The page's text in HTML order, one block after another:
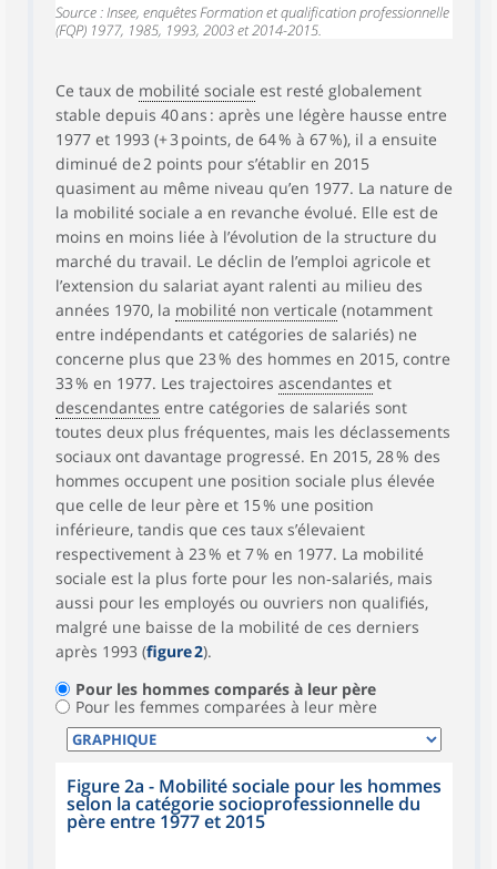
Source : Insee, enquêtes Formation et qualification professionnelle
(FQP) 1977, 1985, 1993, 2003 et 2014-2015.
Ce taux de mobilité sociale est resté globalement
stable depuis 40 ans : après une légère hausse entre
1977 et 1993 (+ 3 points, de 64 % à 67 %), il a ensuite
diminué de 2 points pour s’établir en 2015
quasiment au même niveau qu’en 1977. La nature de
la mobilité sociale a en revanche évolué. Elle est de
moins en moins liée à l’évolution de la structure du
marché du travail. Le déclin de l’emploi agricole et
l’extension du salariat ayant ralenti au milieu des
années 1970, la mobilité non verticale (notamment
entre indépendants et catégories de salariés) ne
concerne plus que 23 % des hommes en 2015, contre
33 % en 1977. Les trajectoires ascendantes et
descendantes entre catégories de salariés sont
toutes deux plus fréquentes, mais les déclassements
sociaux ont davantage progressé. En 2015, 28 % des
hommes occupent une position sociale plus élevée
que celle de leur père et 15 % une position
inférieure, tandis que ces taux s’élevaient
respectivement à 23 % et 7 % en 1977. La mobilité
sociale est la plus forte pour les non‑salariés, mais
aussi pour les employés ou ouvriers non qualifiés,
malgré une baisse de la mobilité de ces derniers
après 1993 (figure 2).
Pour les hommes comparés à leur père
Pour les femmes comparées à leur mère
Figure 2a - Mobilité sociale pour les hommes
selon la catégorie socioprofessionnelle du
père entre 1977 et 2015